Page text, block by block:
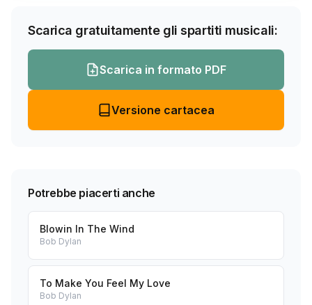
Scarica gratuitamente gli spartiti musicali:
Scarica in formato PDF
Versione cartacea
Potrebbe piacerti anche
Blowin In The Wind
Bob Dylan
To Make You Feel My Love
Bob Dylan